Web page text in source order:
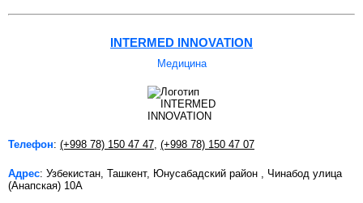
INTERMED INNOVATION
Медицина
Телефон: (+998 78) 150 47 47, (+998 78) 150 47 07
Адрес: Узбекистан, Ташкент, Юнусабадский район , Чинабод улица
(Анапская) 10А